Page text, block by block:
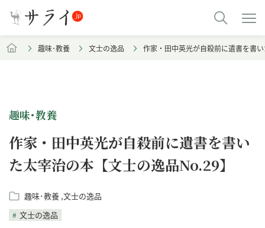
趣味･教養 文士の逸品 作家・田中英光が自殺前に遺書を書
趣味･教養
作家・田中英光が自殺前に遺書を書い
た太宰治の本【文士の逸品No.29】
趣味･教養 文士の逸品
文士の逸品